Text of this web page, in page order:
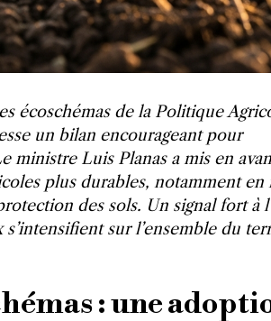
écoschémas de la Politique
un bilan encourageant pour
ministre Luis Planas a mis en
plus durables, notamment en
des sols. Un signal fort à
sur l’ensemble du
: une